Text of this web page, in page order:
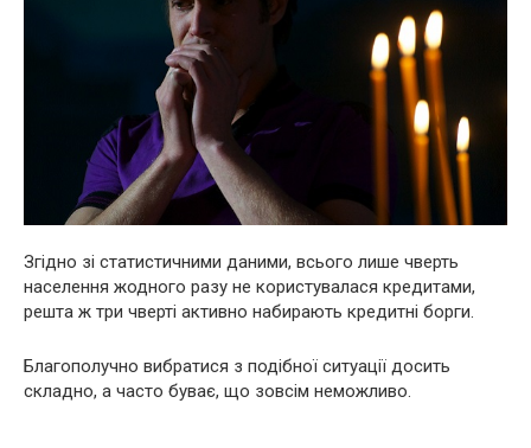
Згідно зі статистичними даними, всього лише чверть
населення жодного разу не користувалася кредитами,
решта ж три чверті активно набирають кредитні борги.
Благополучно вибратися з подібної ситуації досить
складно, а часто буває, що зовсім неможливо.